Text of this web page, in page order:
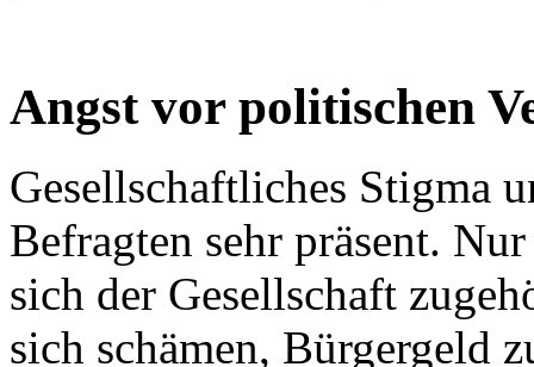
Angst vor politischen
Gesellschaftliches Stigma
Befragten sehr präsent.
sich der Gesellschaft
sich schämen, Bürgergeld